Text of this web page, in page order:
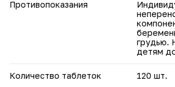
Противопоказания
грудью.
детям
Количество таблеток 120 шт.